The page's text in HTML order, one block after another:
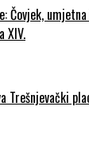
Čovjek,
XIV.
Trešnjevački